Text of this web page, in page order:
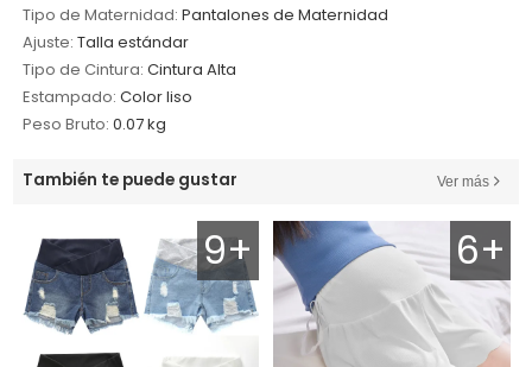
Tipo de Maternidad: Pantalones de Maternidad
Ajuste: Talla estándar
Tipo de Cintura: Cintura Alta
Estampado: Color liso
Peso Bruto: 0.07 kg
También te puede gustar Ver más
9+ 6+